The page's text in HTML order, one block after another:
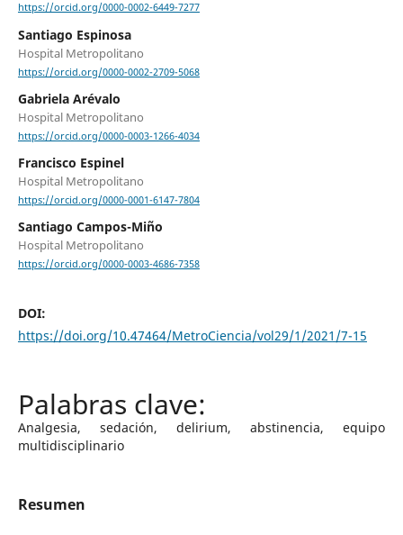
https://orcid.org/0000-0002-6449-7277
Santiago Espinosa
Hospital Metropolitano
https://orcid.org/0000-0002-2709-5068
Gabriela Arévalo
Hospital Metropolitano
https://orcid.org/0000-0003-1266-4034
Francisco Espinel
Hospital Metropolitano
https://orcid.org/0000-0001-6147-7804
Santiago Campos-Miño
Hospital Metropolitano
https://orcid.org/0000-0003-4686-7358
DOI:
https://doi.org/10.47464/MetroCiencia/vol29/1/2021/7-15
Analgesia, sedación, delirium, abstinencia, equipo
multidisciplinario
Resumen